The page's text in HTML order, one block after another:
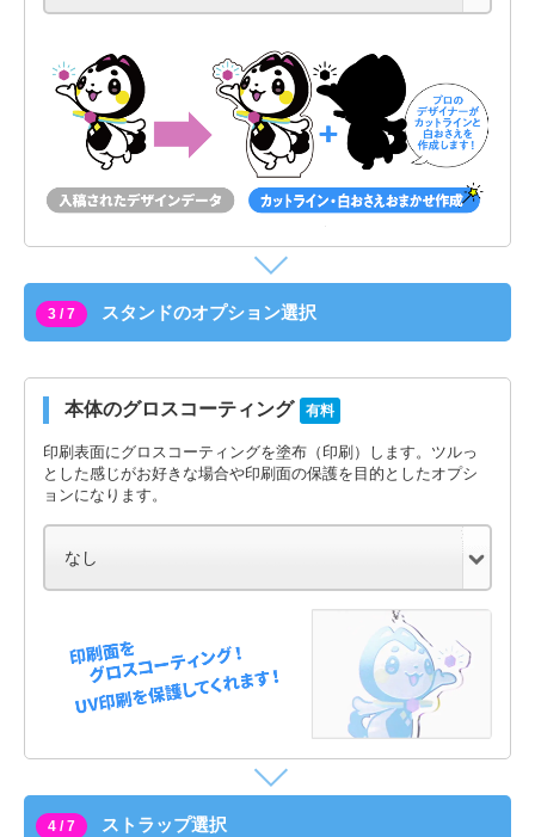
3 / 7 スタンドのオプション選択
本体のグロスコーティング 有料
印刷表面にグロスコーティングを塗布（印刷）します。ツルっ
とした感じがお好きな場合や印刷面の保護を目的としたオプシ
ョンになります。
4 / 7 ストラップ選択